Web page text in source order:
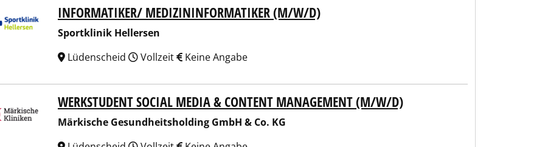
HellersenINFORMATIKER/ MEDIZININFORMATIKER (M/W/D)
Sportklinik Hellersen
Lüdenscheid
Vollzeit Keine Angabe
Gesundheitsholding GmbH & Co. KG
WERKSTUDENT SOCIAL MEDIA & CONTENT MANAGEMENT (M/W/D)
Märkische Gesundheitsholding GmbH & Co. KG